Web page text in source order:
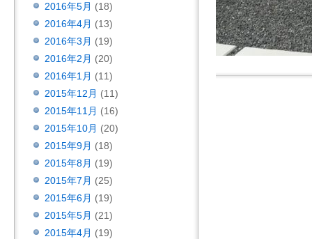
2016年5月 (18)
2016年4月 (13)
2016年3月 (19)
2016年2月 (20)
2016年1月 (11)
2015年12月 (11)
2015年11月 (16)
2015年10月 (20)
2015年9月 (18)
2015年8月 (19)
2015年7月 (25)
2015年6月 (19)
2015年5月 (21)
2015年4月 (19)